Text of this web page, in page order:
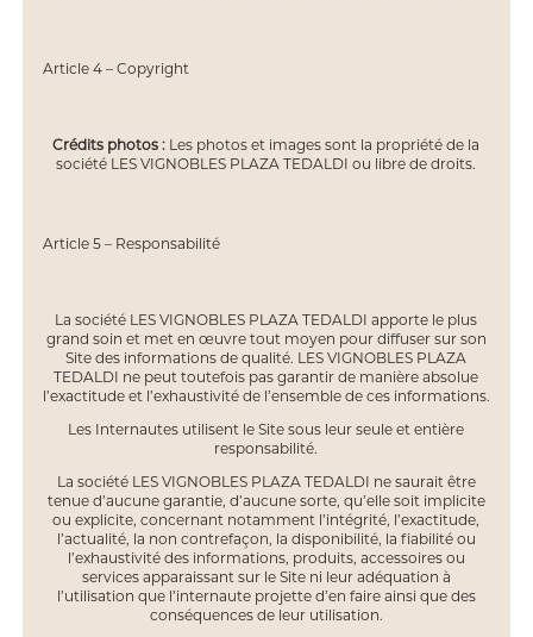
Article 4 – Copyright
Crédits photos : Les photos et images sont la propriété de la
société LES VIGNOBLES PLAZA TEDALDI ou libre de droits.
Article 5 – Responsabilité
La société LES VIGNOBLES PLAZA TEDALDI apporte le plus
grand soin et met en œuvre tout moyen pour diffuser sur son
Site des informations de qualité. LES VIGNOBLES PLAZA
TEDALDI ne peut toutefois pas garantir de manière absolue
l’exactitude et l’exhaustivité de l’ensemble de ces informations.
Les Internautes utilisent le Site sous leur seule et entière
responsabilité.
La société LES VIGNOBLES PLAZA TEDALDI ne saurait être
tenue d’aucune garantie, d’aucune sorte, qu’elle soit implicite
ou explicite, concernant notamment l’intégrité, l’exactitude,
l’actualité, la non contrefaçon, la disponibilité, la fiabilité ou
l’exhaustivité des informations, produits, accessoires ou
services apparaissant sur le Site ni leur adéquation à
l’utilisation que l’internaute projette d’en faire ainsi que des
conséquences de leur utilisation.